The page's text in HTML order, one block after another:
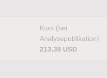
Kurs (bei
Analysepublikation)
213,38 USD